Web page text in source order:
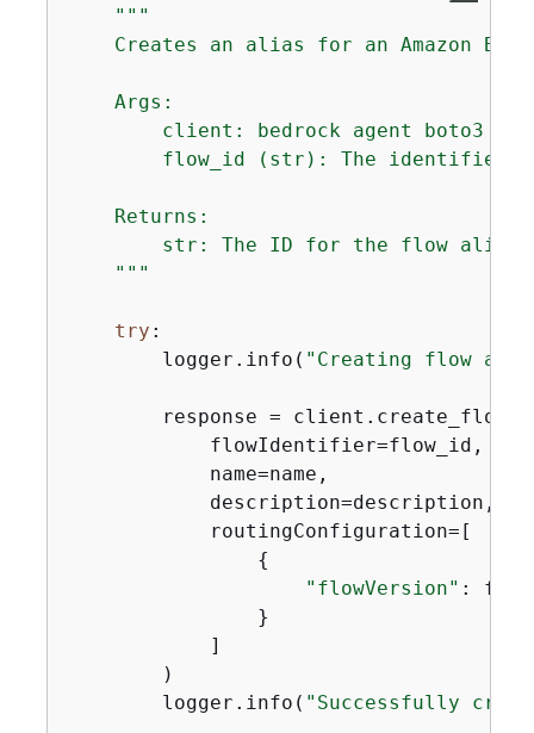
"""
Creates an alias for an Amazon
    Args:
client: bedrock agent boto3
flow_id (str): The identifier
    Returns:
        str: The ID for the flow alias.
    """
try :
        logger.info(
"Creating flow
response =
            flowIdentifier=flow_id,
            name=name,
            description=description,
            routingConfiguration=[
{
"flowVersion" :
                }
            ]
        )
        logger.info(
"Successfully